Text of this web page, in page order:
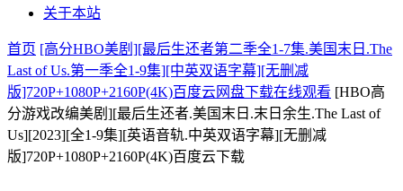
关于本站
首页 [高分HBO美剧][最后生还者第二季全1-7集.美国末日.The
Last of Us.第一季全1-9集][中英双语字幕][无删减
版]720P+1080P+2160P(4K)百度云网盘下载在线观看 [HBO高
分游戏改编美剧][最后生还者.美国末日.末日余生.The Last of
Us][2023][全1-9集][英语音轨.中英双语字幕][无删减
版]720P+1080P+2160P(4K)百度云下载